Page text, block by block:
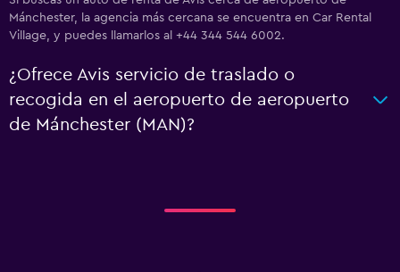
Mánchester, la agencia más cercana se encuentra en Car Rental
Village, y puedes llamarlos al +44 344 544 6002.
¿Ofrece Avis servicio de traslado o
recogida en el aeropuerto de aeropuerto
de Mánchester (MAN)?